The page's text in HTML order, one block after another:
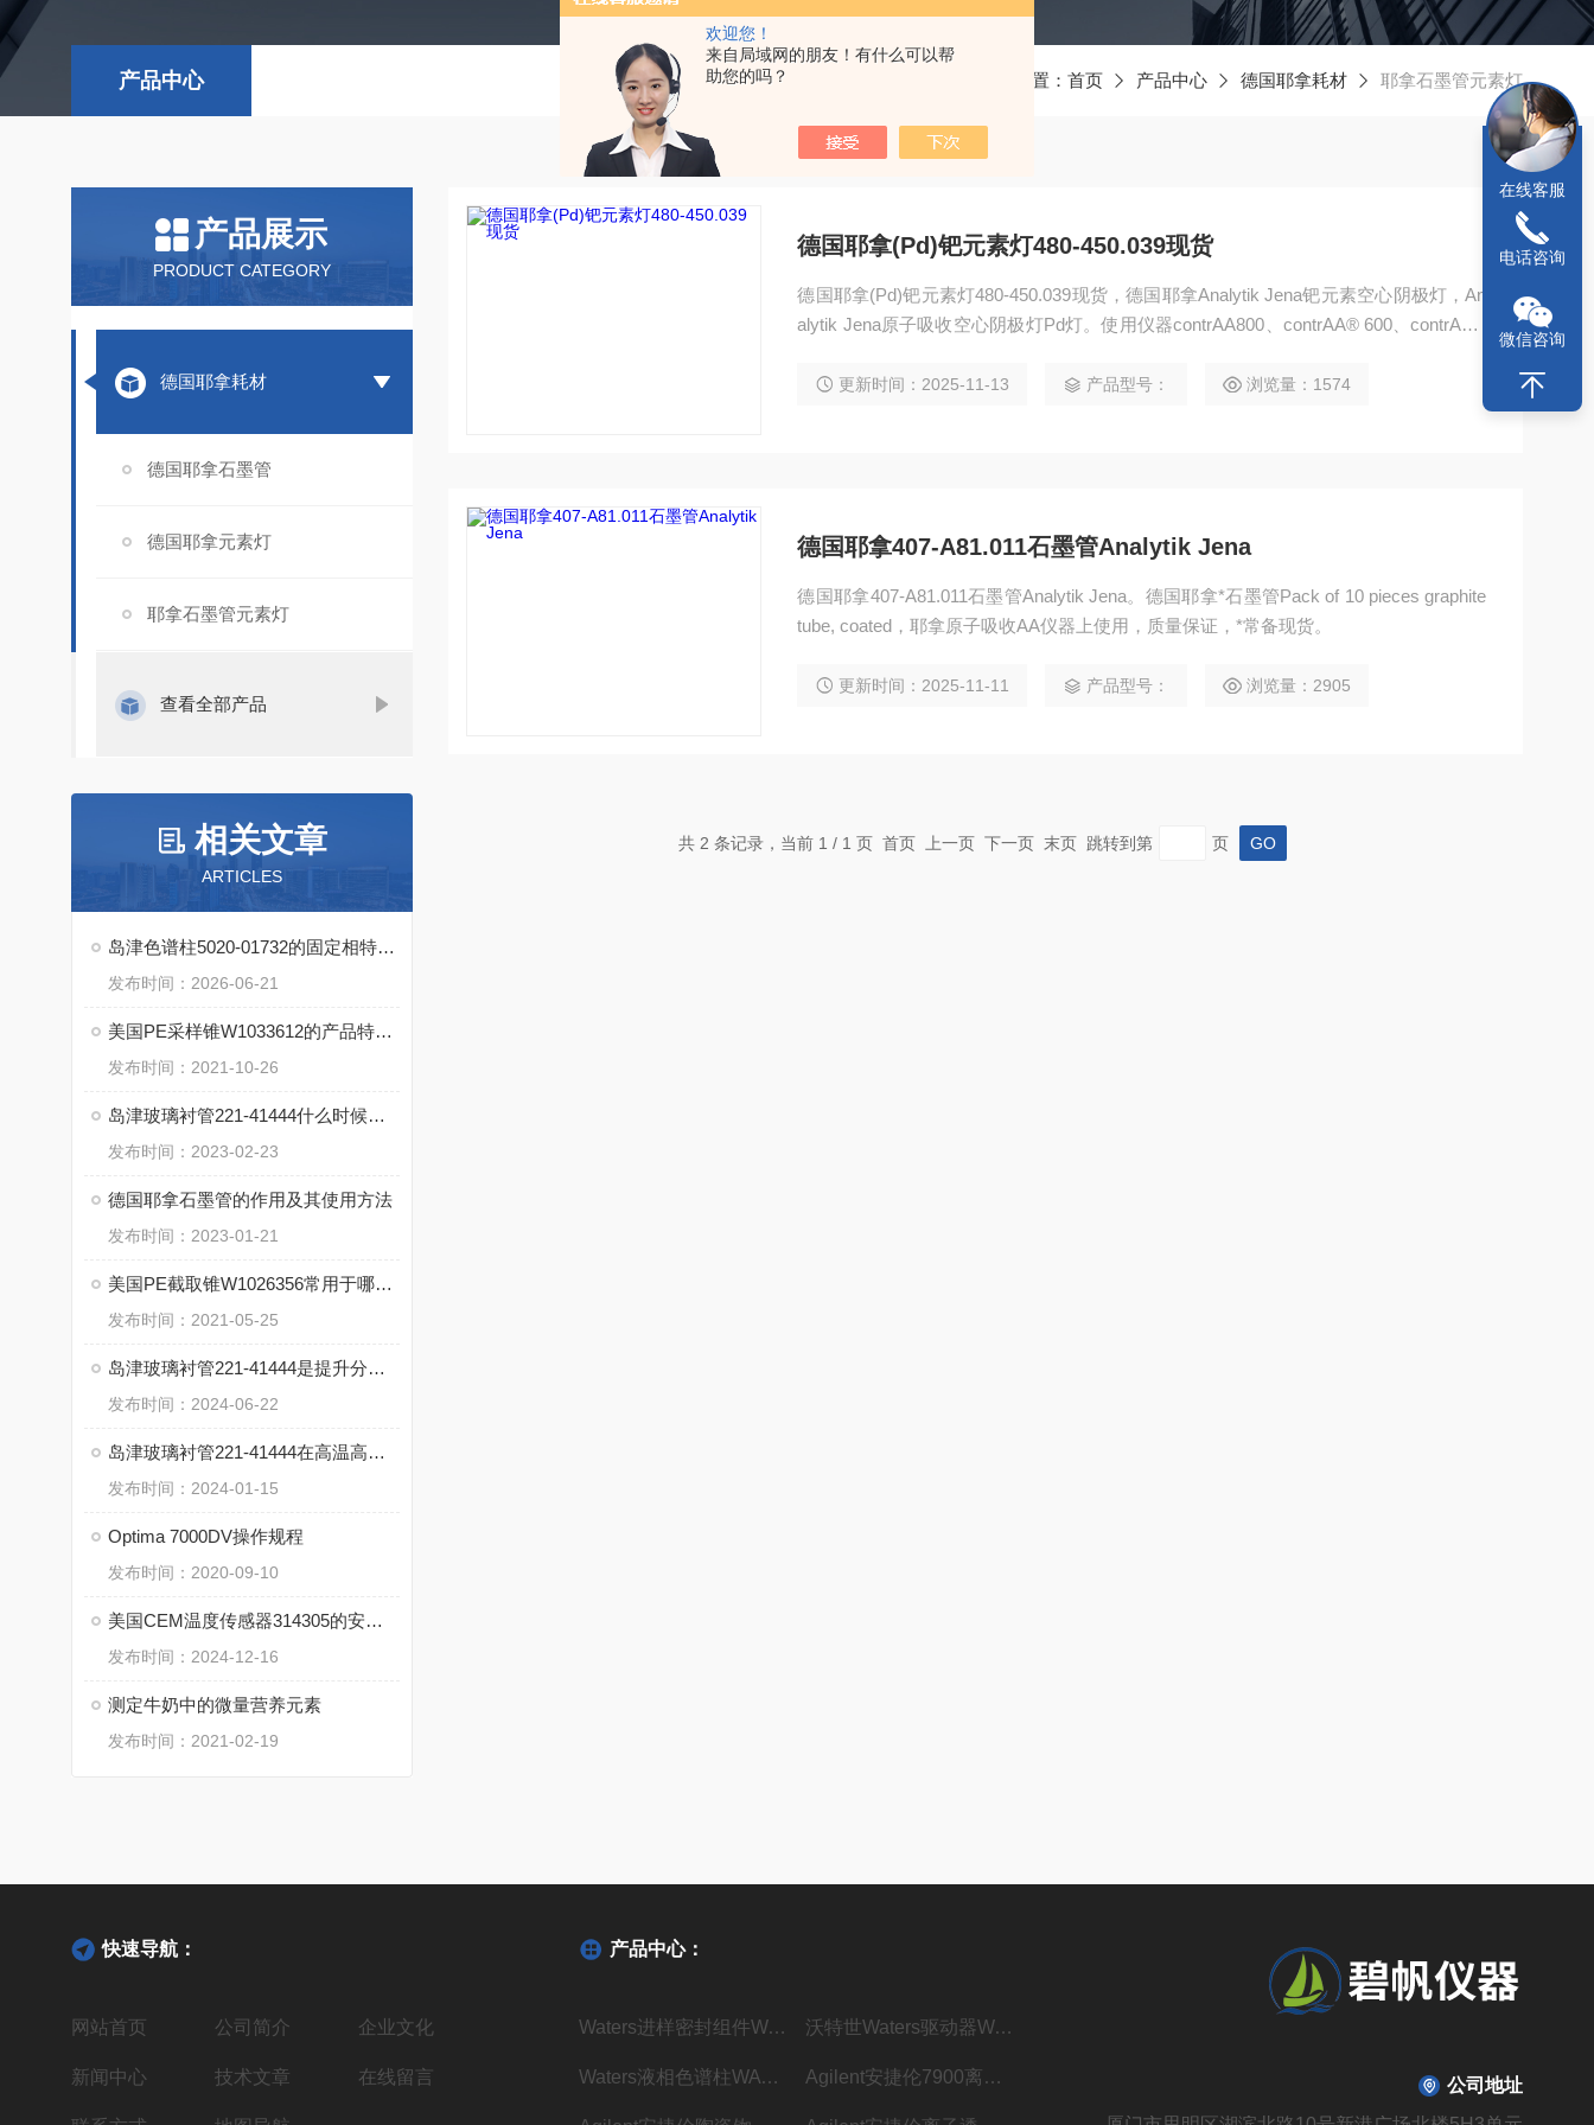
欢迎您！
来自局域网的朋友！有什么可以帮
助您的吗？
产品中心 当前位置： 首页 产品中心 德国耶拿耗材 耶拿石墨管元素灯
产品展示
PRODUCT CATEGORY
德国耶拿耗材
德国耶拿石墨管
德国耶拿元素灯
耶拿石墨管元素灯
查看全部产品
相关文章
ARTICLES
岛津色谱柱5020-01732的固定相特性与分离模式
发布时间：2026-06-21
美国PE采样锥W1033612的产品特点和维护保养
发布时间：2021-10-26
岛津玻璃衬管221-41444什么时候更换衬管，选择时应考虑什么因素
发布时间：2023-02-23
德国耶拿石墨管的作用及其使用方法
发布时间：2023-01-21
美国PE截取锥W1026356常用于哪些方面又该如何清洗
发布时间：2021-05-25
岛津玻璃衬管221-41444是提升分析仪器性能的关键组件
发布时间：2024-06-22
岛津玻璃衬管221-41444在高温高压条件下的可靠性能
发布时间：2024-01-15
Optima 7000DV操作规程
发布时间：2020-09-10
美国CEM温度传感器314305的安装与校准技巧
发布时间：2024-12-16
测定牛奶中的微量营养元素
发布时间：2021-02-19
德国耶拿(Pd)钯元素灯480-450.039现货
德国耶拿(Pd)钯元素灯480-450.039现货，德国耶拿Analytik Jena钯元素空心阴极灯，An
alytik Jena原子吸收空心阴极灯Pd灯。使用仪器contrAA800、contrAA® 600、contrAA®
®700P、ZEEnit700德国耶拿原子吸
更新时间：2025-11-13 产品型号： 浏览量：1574
德国耶拿407-A81.011石墨管Analytik Jena
德国耶拿407-A81.011石墨管Analytik Jena。德国耶拿*石墨管Pack of 10 pieces graphite
tube, coated，耶拿原子吸收AA仪器上使用，质量保证，*常备现货。
更新时间：2025-11-11 产品型号： 浏览量：2905
共 2 条记录，当前 1 / 1 页 首页 上一页 下一页 末页 跳转到第 页
快速导航：
网站首页 公司简介 企业文化
新闻中心 技术文章 在线留言
产品中心：
Waters进样密封组件WAT271019密封垫现货 沃特世Waters驱动器WAT270928现货
Waters液相色谱柱WAT045905现货 Agilent安捷伦7900离子透镜G8400-67001现货
公司地址
在线客服
电话咨询
微信咨询